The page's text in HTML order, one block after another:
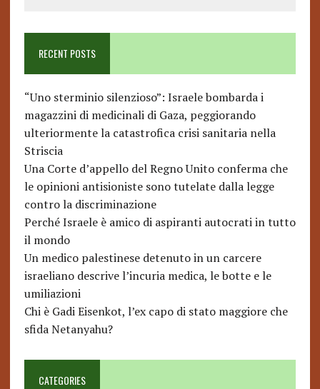
RECENT POSTS
“Uno sterminio silenzioso”: Israele bombarda i
magazzini di medicinali di Gaza, peggiorando
ulteriormente la catastrofica crisi sanitaria nella
Striscia
Una Corte d’appello del Regno Unito conferma che
le opinioni antisioniste sono tutelate dalla legge
contro la discriminazione
Perché Israele è amico di aspiranti autocrati in tutto
il mondo
Un medico palestinese detenuto in un carcere
israeliano descrive l’incuria medica, le botte e le
umiliazioni
Chi è Gadi Eisenkot, l’ex capo di stato maggiore che
sfida Netanyahu?
CATEGORIES